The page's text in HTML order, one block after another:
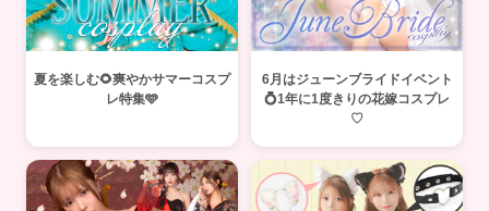
夏を楽しむ🌻爽やかサマーコスプ
レ特集🩵
6月はジューンブライドイベント
💍1年に1度きりの花嫁コスプレ
♡